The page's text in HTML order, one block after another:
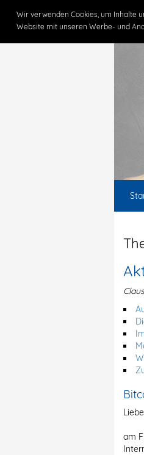
Wir verwenden Cookies, um Inhalte
Website mit unseren Werbe- und
am